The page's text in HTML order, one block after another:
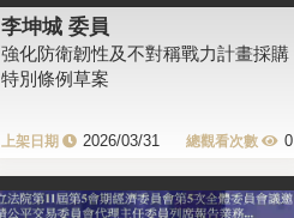
李坤城 委員
強化防衛韌性及不對稱戰力計畫採購
特別條例草案
2026/03/31 0